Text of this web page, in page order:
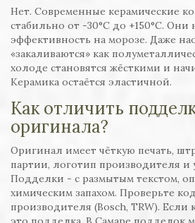
Нет. Современные керамические
стабильно от -30°C до +150°C. Они
эффективность на морозе. Даже
«закаливаются» как
холоде становятся жёсткими и
Керамика остаётся эластичной.
Как отличить
оригинала?
Оригинал имеет чёткую печать,
партии, логотип производителя и
Подделки - с размытым текстом,
химическим запахом. Проверьте
производителя (Bosch, TRW). Если